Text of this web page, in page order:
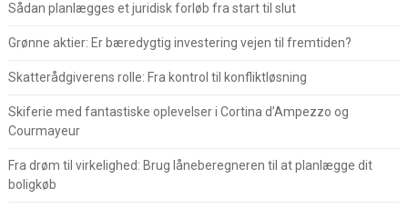
Sådan planlægges et juridisk forløb fra start til slut
Grønne aktier: Er bæredygtig investering vejen til fremtiden?
Skatterådgiverens rolle: Fra kontrol til konfliktløsning
Skiferie med fantastiske oplevelser i Cortina d’Ampezzo og
Courmayeur
Fra drøm til virkelighed: Brug låneberegneren til at planlægge dit
boligkøb